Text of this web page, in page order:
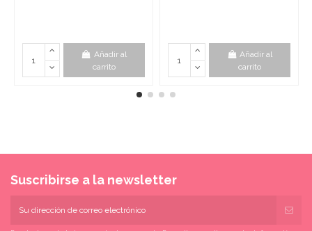
Añadir al
carrito
Añadir al
carrito
Suscribirse a la newsletter